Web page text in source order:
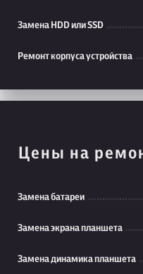
Замена HDD или SSD
Ремонт корпуса устройства
Цены на
Замена батареи
Замена экрана планшета
Замена динамика планшета